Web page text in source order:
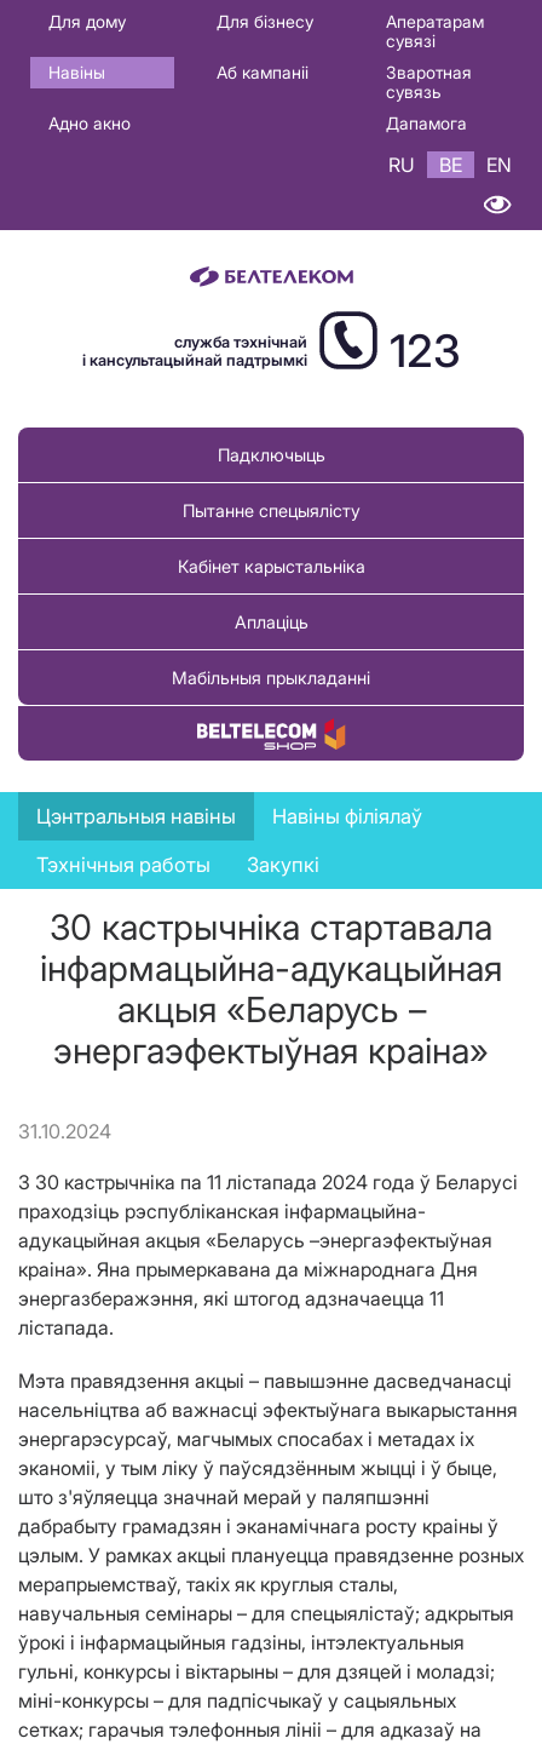
Основная
навигация
BE
Для дому Для бізнесу
Аператарам
сувязі
Навіны
Аб кампаніі
Зваротная
сувязь
Адно акно
Дапамога
RU BE EN
служба тэхнічнай
і кансультацыйнай падтрымкі
123
Падключыць
Пытанне спецыялісту
Кабінет карыстальніка
Аплаціць
Мабільныя прыкладанні
Купіць тавар
News
menu
Цэнтральныя навіны
Навіны філіялаў
Тэхнічныя работы
Закупкі
30 кастрычніка стартавала
інфармацыйна-адукацыйная
акцыя «Беларусь –
энергаэфектыўная краіна»
31.10.2024
З 30 кастрычніка па 11 лістапада 2024 года ў Беларусі
праходзіць рэспубліканская інфармацыйна-
адукацыйная акцыя «Беларусь –энергаэфектыўная
краіна». Яна прымеркавана да міжнароднага Дня
энергазберажэння, які штогод адзначаецца 11
лістапада.
Мэта правядзення акцыі – павышэнне дасведчанасці
насельніцтва аб важнасці эфектыўнага выкарыстання
энергарэсурсаў, магчымых спосабах і метадах іх
эканоміі, у тым ліку ў паўсядзённым жыцці і ў быце,
што з'яўляецца значнай мерай у паляпшэнні
дабрабыту грамадзян і эканамічнага росту краіны ў
цэлым. У рамках акцыі плануецца правядзенне розных
мерапрыемстваў, такіх як круглыя сталы,
навучальныя семінары – для спецыялістаў; адкрытыя
ўрокі і інфармацыйныя гадзіны, інтэлектуальныя
гульні, конкурсы і віктарыны – для дзяцей і моладзі;
міні-конкурсы – для падпісчыкаў у сацыяльных
сетках; гарачыя тэлефонныя лініі – для адказаў на